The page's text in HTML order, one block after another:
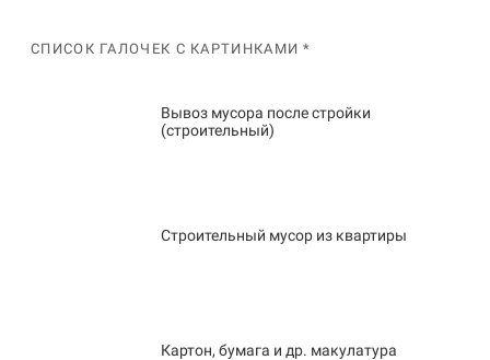
СПИСОК ГАЛОЧЕК С КАРТИНКАМИ *
Вывоз мусора после стройки
(строительный)
Строительный мусор из квартиры
Картон, бумага и др. макулатура